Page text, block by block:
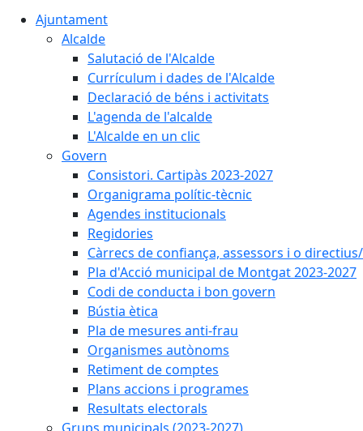
Ajuntament
Alcalde
Salutació de l'Alcalde
Currículum i dades de l'Alcalde
Declaració de béns i activitats
L'agenda de l'alcalde
L'Alcalde en un clic
Govern
Consistori. Cartipàs 2023-2027
Organigrama polític-tècnic
Agendes institucionals
Regidories
Càrrecs de confiança, assessors i o
Pla d'Acció municipal de Montgat 2023-2027
Codi de conducta i bon govern
Bústia ètica
Pla de mesures anti-frau
Organismes autònoms
Retiment de comptes
Plans accions i programes
Resultats electorals